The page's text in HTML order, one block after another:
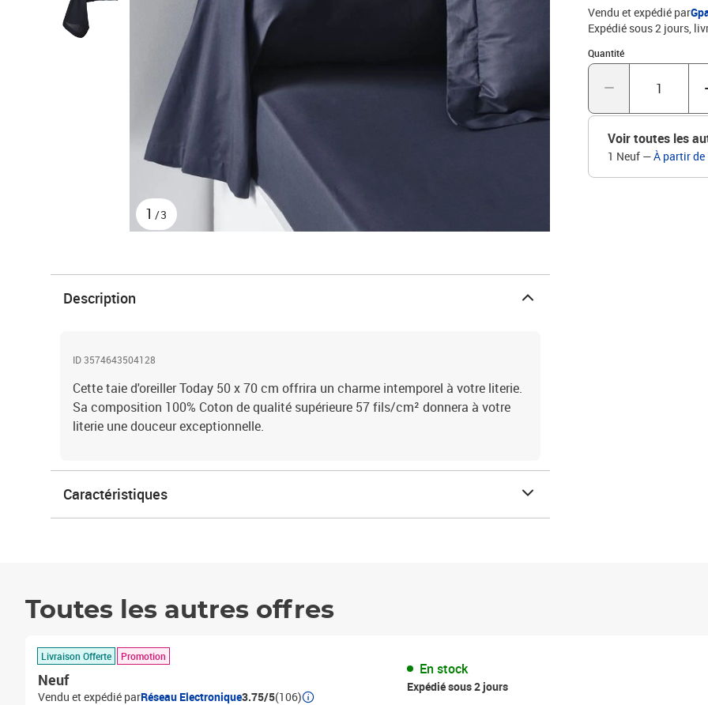
1 /3
Vendu et expédié par
Expédié sous 2 jours
Quantité
Quantité : 1
Voir toutes les
1 Neuf —À partir de
Description
ID 3574643504128
Cette taie d'oreiller Today 50 x 70 cm offrira un charme intemporel à votre literie.
Sa composition 100% Coton de qualité supérieure 57 fils/cm² donnera à votre
literie une douceur exceptionnelle.
Caractéristiques
Toutes les autres offres
Livraison Offerte Promotion
Neuf
Vendu et expédié parRéseau Electronique3.75/5(106)
En stock
Expédié sous 2 jours